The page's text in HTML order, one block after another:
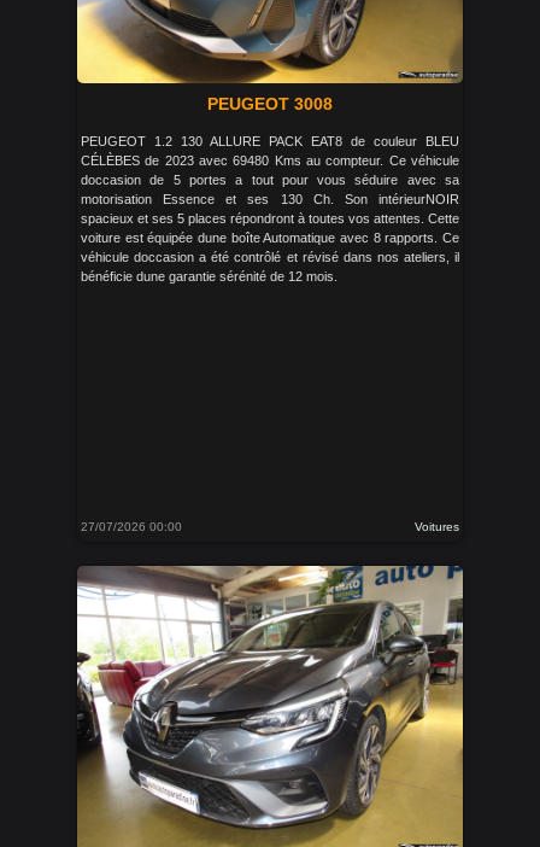
PEUGEOT 3008
PEUGEOT 1.2 130 ALLURE PACK EAT8 de couleur BLEU
CÉLÈBES de 2023 avec 69480 Kms au compteur. Ce véhicule
doccasion de 5 portes a tout pour vous séduire avec sa
motorisation Essence et ses 130 Ch. Son intérieurNOIR
spacieux et ses 5 places répondront à toutes vos attentes. Cette
voiture est équipée dune boîte Automatique avec 8 rapports. Ce
véhicule doccasion a été contrôlé et révisé dans nos ateliers, il
bénéficie dune garantie sérénité de 12 mois.
27/07/2026 00:00 Voitures